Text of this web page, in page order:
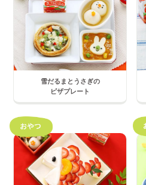
雪だるまとうさぎの
ピザプレート